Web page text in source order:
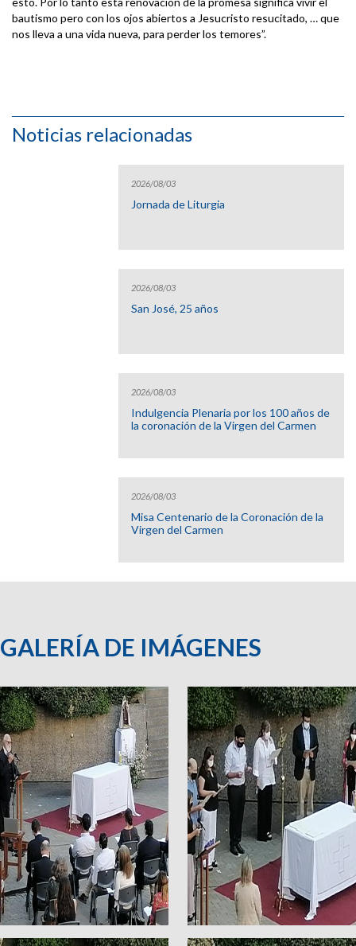
bautismo pero con los ojos abiertos a Jesucristo resucitado, … que
nos lleva a una vida nueva, para perder los temores”.
Noticias relacionadas
2026/08/03
Jornada de Liturgia
2026/08/03
San José, 25 años
2026/08/03
Indulgencia Plenaria por los 100 años de
la coronación de la Virgen del Carmen
2026/08/03
Misa Centenario de la Coronación de la
Virgen del Carmen
GALERÍA DE IMÁGENES